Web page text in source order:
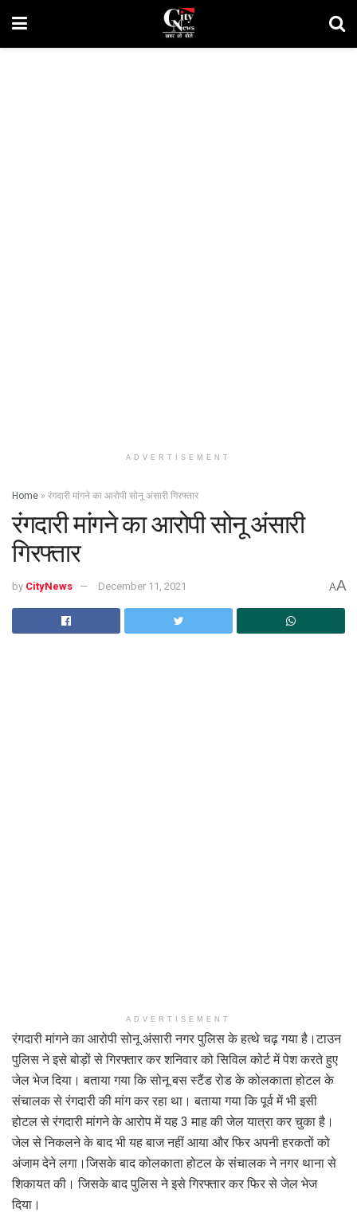
ADVERTISEMENT
Home » रंगदारी मांगने का आरोपी सोनू अंसारी गिरफ्तार
रंगदारी मांगने का आरोपी सोनू अंसारी
गिरफ्तार
by CityNews December 11, 2021 AA
ADVERTISEMENT
रंगदारी मांगने का आरोपी सोनू अंसारी नगर पुलिस के हत्थे चढ़ गया है।टाउन
पुलिस ने इसे बोड़ों से गिरफ्तार कर शनिवार को सिविल कोर्ट में पेश करते हुए
जेल भेज दिया। बताया गया कि सोनू बस स्टैंड रोड के कोलकाता होटल के
संचालक से रंगदारी की मांग कर रहा था। बताया गया कि पूर्व में भी इसी
होटल से रंगदारी मांगने के आरोप में यह 3 माह की जेल यात्रा कर चुका है।
जेल से निकलने के बाद भी यह बाज नहीं आया और फिर अपनी हरकतों को
अंजाम देने लगा।जिसके बाद कोलकाता होटल के संचालक ने नगर थाना से
शिकायत की। जिसके बाद पुलिस ने इसे गिरफ्तार कर फिर से जेल भेज
दिया।